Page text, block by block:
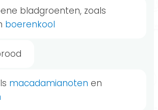
bladgroenten, zoals
boerenkool
macadamianoten en